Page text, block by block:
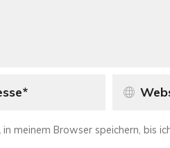
meinem Browser speichern, bis